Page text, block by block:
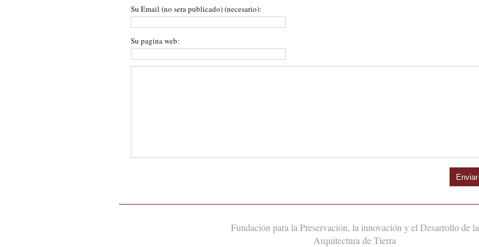
Su Email (no sera publicado) (necesario):
Su pagina web:
Fundación para la Preservación, la innovación y el Desarrollo de la
Arquitectura de Tierra